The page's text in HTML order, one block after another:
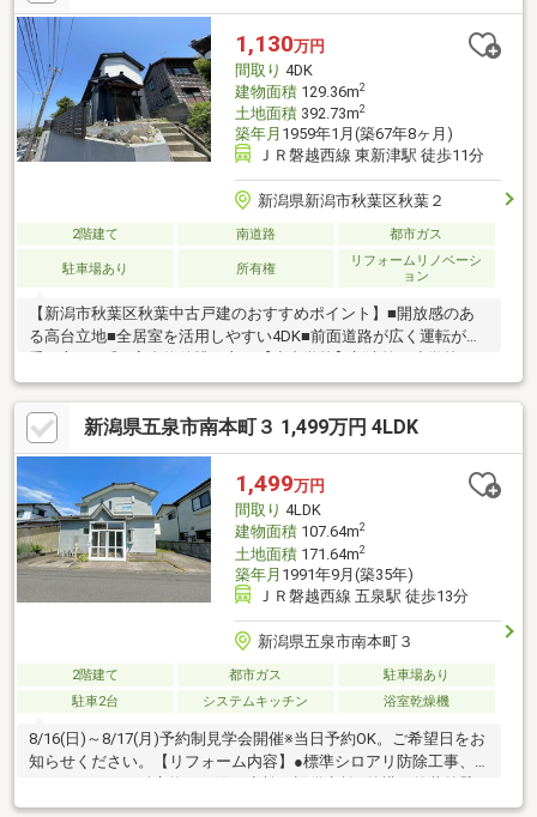
1,130万円
間取り 4DK
建物面積129.36m2
土地面積392.73m2
築年月 1959年1月(築67年8ヶ月)
ＪＲ磐越西線 東新津駅 徒歩11分
新潟県新潟市秋葉区秋葉２
2階建て 南道路 都市ガス
駐車場あり 所有権
リフォームリノベーシ
ョン
【新潟市秋葉区秋葉中古戸建のおすすめポイント】■開放感のあ
る高台立地■全居室を活用しやすい4DK■前面道路が広く運転が苦
約1100ｍ新津第一中学校 約1900ｍ当社ホームページでは
SUUMOには載っていない物件資料を確認することができます♪住
宅に関することなら、「年間取引件数500件以上」の実績がある
ハーバーエステートになんでもご相談ください。
新潟県五泉市南本町３ 1,499万円 4LDK
1,499万円
間取り 4LDK
建物面積107.64m2
土地面積171.64m2
築年月 1991年9月(築35年)
ＪＲ磐越西線 五泉駅 徒歩13分
新潟県五泉市南本町３
2階建て 都市ガス
駐車場あり
駐車2台
システムキッチン 浴室乾燥機
8/16(日)～8/17(月)予約制見学会開催※当日予約OK。ご希望日をお
知らせください。【リフォーム内容】●標準シロアリ防除工事、
塗装、植栽剪定●水回りシステムキッチン交換、ユニットバス交